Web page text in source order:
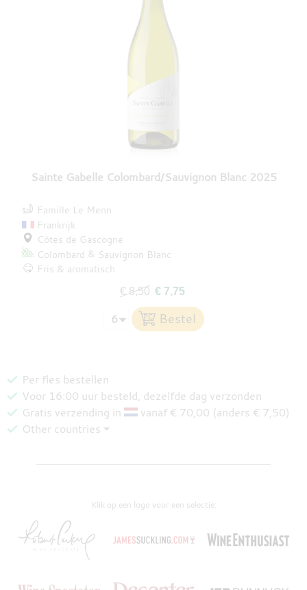
Sainte Gabelle Colombard/Sauvignon Blanc 2025
Famille Le Menn
Frankrijk
Côtes de Gascogne
Colombard
Sauvignon Blanc
Fris & aromatisch
€ 8,50 € 7,75
Per fles bestellen
Voor 16:00 uur besteld, dezelfde dag verzonden
Gratis verzending in
vanaf € 70,00 (anders € 7,50)
Other countries ⏷
Klik op een logo voor een selectie: